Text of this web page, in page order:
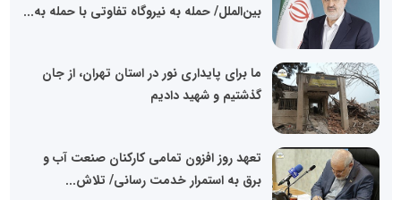
بین‌الملل/ حمله به نیروگاه تفاوتی با حمله به...
ما برای پایداری نور در استان تهران، از جان
گذشتیم و شهید دادیم
تعهد روز افزون تمامی کارکنان صنعت آب و
برق به استمرار خدمت رسانی/ تلاش...